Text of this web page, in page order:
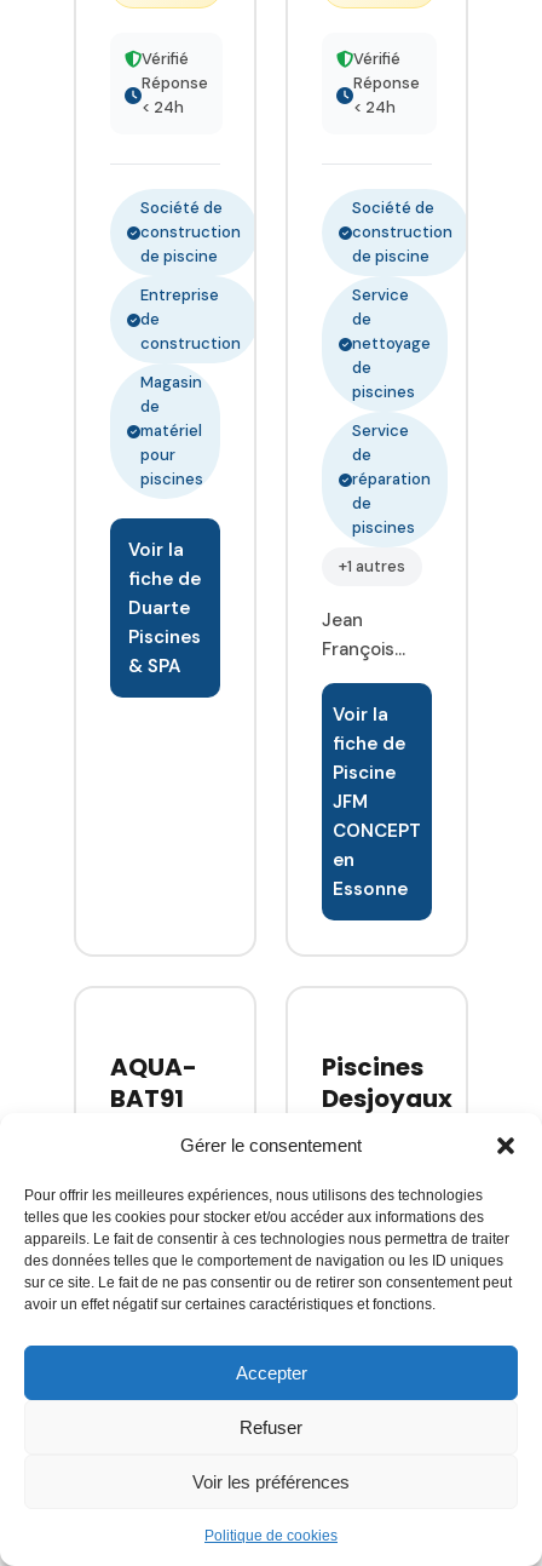
Gérer le consentement
Pour offrir les meilleures expériences, nous utilisons des technologies
telles que les cookies pour stocker et/ou accéder aux informations des
appareils. Le fait de consentir à ces technologies nous permettra de traiter
des données telles que le comportement de navigation ou les ID uniques
sur ce site. Le fait de ne pas consentir ou de retirer son consentement peut
avoir un effet négatif sur certaines caractéristiques et fonctions.
Accepter
Refuser
Voir les préférences
Politique de cookies
Vérifié
Réponse
< 24h
Société de
construction
de piscine
Entreprise
de
construction
Magasin
de
matériel
pour
piscines
Voir la
fiche de
Duarte
Piscines
& SPA
Vérifié
Réponse
< 24h
Société de
construction
de piscine
Service
de
nettoyage
de
piscines
Service
de
réparation
de
piscines
+1 autres
Jean
François
Monti
professionnel
de la piscine
depuis les
années 90
vous
accueille
chez JFM
Concept
d espaces
de bien-
être
(piscine
béton, Spa,
Hammam,
Jacuzzi,
entretien,
…). La
société JFM
est
personnes
équipe avec
Voir la
fiche de
Piscine
JFM
CONCEPT
en
Essonne
AQUA-
BAT91
Forêt
(91)
3,9(18)
Société de
de piscine
Piscines
Desjoyaux
Saint-
lès-
Arpajon
•
(91)
4,4(174)